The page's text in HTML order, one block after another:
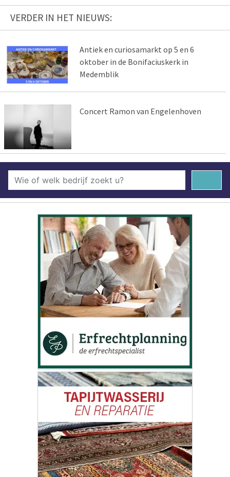
VERDER IN HET NIEUWS:
Antiek en curiosamarkt op 5 en 6
oktober in de Bonifaciuskerk in
Medemblik
Concert Ramon van Engelenhoven